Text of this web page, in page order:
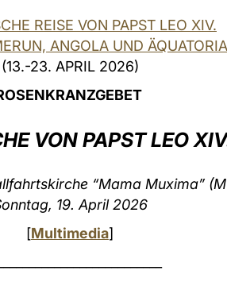
REISE VON PAPST LEO XIV.
ANGOLA UND
(13.-23. APRIL 2026)
VON PAPST LEO
“Mama Muxima”
19. April 2026
[Multimedia]